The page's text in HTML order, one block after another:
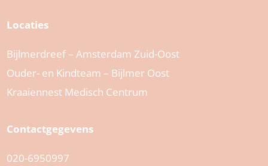
Locaties
Bijlmerdreef – Amsterdam Zuid-Oost
Ouder- en Kindteam – Bijlmer Oost
Kraaiennest Medisch Centrum
Contactgegevens
020-6950997